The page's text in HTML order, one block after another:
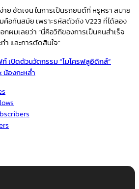
าย ชัดเจน ในการเป็นรถยนต์ที่ หรูหรา สบาย
คือทันสมัย เพราะรหัสตัวถัง V223 ที่ได้ลอง
กผมเลยว่า “นี่คือวิถีของการเป็นคนสำเร็จ
ำ และการตัดสินใจ”
เปิดตัวนวัตกรรม “ไมโครฟลูอิดิกส์”
น้องกะหล่ำ